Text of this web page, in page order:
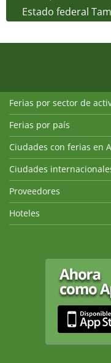
Estado federal
Ferias por sector de
Ferias por país
Ciudades con ferias en
Ciudades
Proveedores
Hoteles